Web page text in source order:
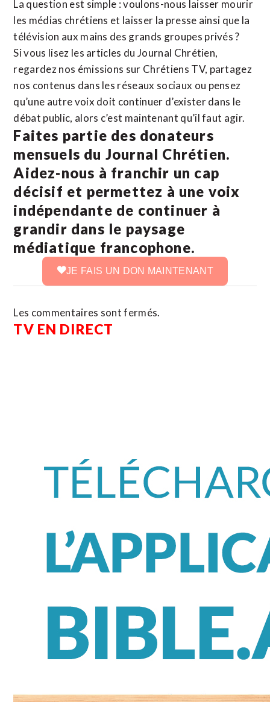
La question est simple : voulons-nous laisser mourir
les médias chrétiens et laisser la presse ainsi que la
télévision aux mains des grands groupes privés ?
Si vous lisez les articles du Journal Chrétien,
regardez nos émissions sur Chrétiens TV, partagez
nos contenus dans les réseaux sociaux ou pensez
qu’une autre voix doit continuer d’exister dans le
débat public, alors c’est maintenant qu’il faut agir.
Faites partie des donateurs
mensuels du Journal Chrétien.
Aidez-nous à franchir un cap
décisif et permettez à une voix
indépendante de continuer à
grandir dans le paysage
médiatique francophone.
JE FAIS UN DON MAINTENANT
Les commentaires sont fermés.
TV EN DIRECT